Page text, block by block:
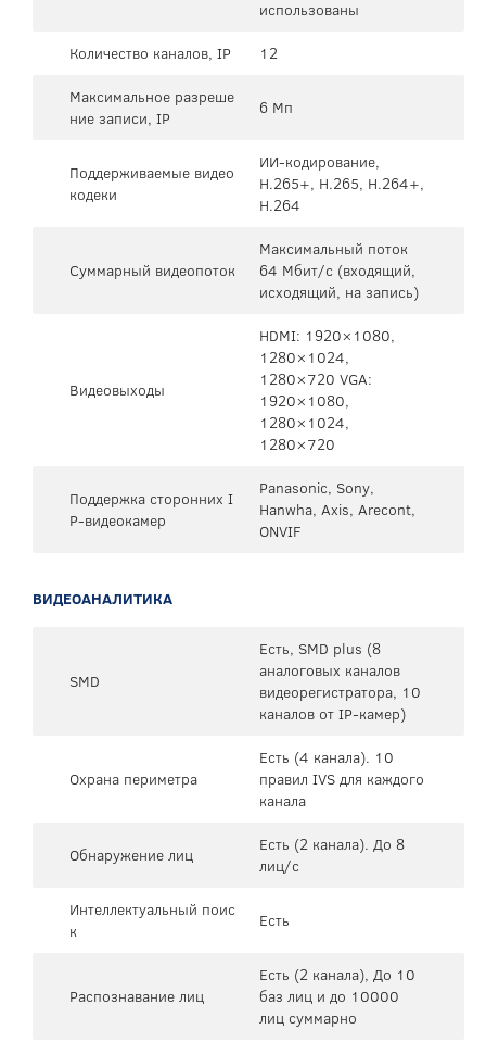
использованы
Количество каналов, IP
12
Максимальное разреше
ние записи, IP
6 Мп
Поддерживаемые видео
кодеки
ИИ-кодирование,
H.265+, H.265, H.264+,
H.264
Суммарный видеопоток
Максимальный поток
64 Мбит/с (входящий,
исходящий, на запись)
Видеовыходы
HDMI: 1920×1080,
1280×1024,
1280×720 VGA:
1920×1080,
1280×1024,
1280×720
Поддержка сторонних I
P-видеокамер
Panasonic, Sony,
Hanwha, Axis, Arecont,
ONVIF
ВИДЕОАНАЛИТИКА
SMD
Есть, SMD plus (8
аналоговых каналов
видеорегистратора, 10
каналов от IP-камер)
Охрана периметра
Есть (4 канала). 10
правил IVS для каждого
канала
Обнаружение лиц
Есть (2 канала). До 8
лиц/с
Интеллектуальный поис
к
Есть
Распознавание лиц
Есть (2 канала), До 10
баз лиц и до 10000
лиц суммарно